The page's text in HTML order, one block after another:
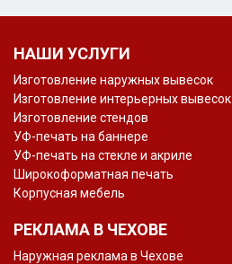
НАШИ УСЛУГИ
Изготовление наружных вывесок
Изготовление интерьерных вывесок
Изготовление стендов
УФ-печать на баннере
УФ-печать на стекле и акриле
Широкоформатная печать
Корпусная мебель
РЕКЛАМА В ЧЕХОВЕ
Наружная реклама в Чехове